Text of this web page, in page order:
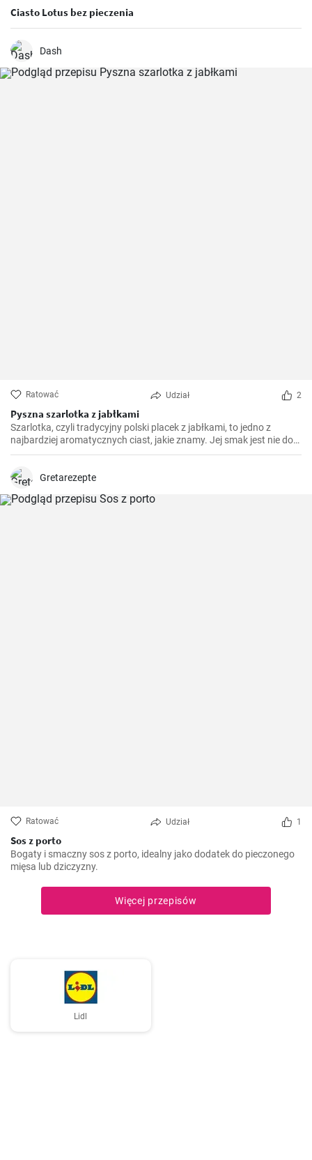
Ciasto Lotus bez pieczenia
Dash
Ratować Udział 2
Pyszna szarlotka z jabłkami
Szarlotka, czyli tradycyjny polski placek z jabłkami, to jedno z
najbardziej aromatycznych ciast, jakie znamy. Jej smak jest nie do
podrobienia - duża ilość jabłek, przyprawione cynamonem i
na spotkanie z rodziną czy przyjaciółmi.
Gretarezepte
Ratować Udział 1
Sos z porto
Bogaty i smaczny sos z porto, idealny jako dodatek do pieczonego
mięsa lub dziczyzny.
Więcej przepisów
Lidl